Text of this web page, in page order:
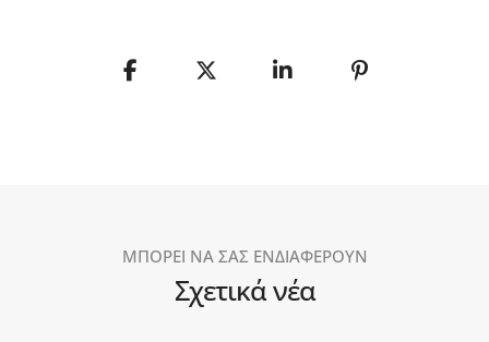
ΜΠΟΡΕΙ ΝΑ ΣΑΣ ΕΝΔΙΑΦΕΡΟΥΝ
Σχετικά νέα